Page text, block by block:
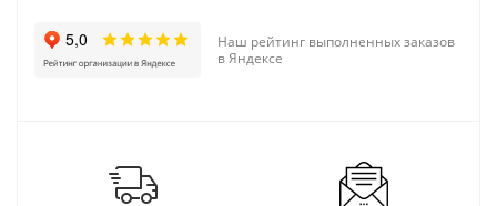
Наш рейтинг выполненных заказов
в Яндексе